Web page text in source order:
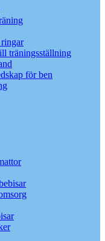
träningsställning
för ben